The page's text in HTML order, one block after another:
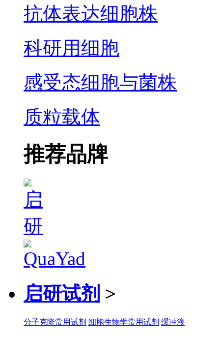
抗体表达细胞株
科研用细胞
感受态细胞与菌株
质粒载体
推荐品牌
启研试剂 >
分子克隆常用试剂 细胞生物学常用试剂 缓冲液